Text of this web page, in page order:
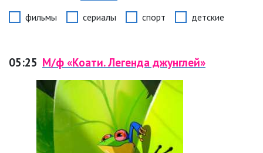
фильмы сериалы спорт детские
05:25 М/ф «Коати. Легенда джунглей»